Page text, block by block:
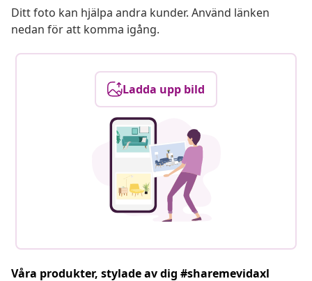
Ditt foto kan hjälpa andra kunder. Använd länken
nedan för att komma igång.
Ladda upp bild
Våra produkter, stylade av dig #sharemevidaxl